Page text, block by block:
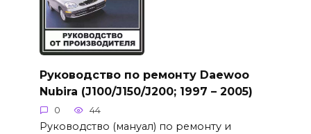
Руководство по ремонту Daewoo
Nubira (J100/J150/J200; 1997 – 2005)
0 44
Руководство (мануал) по ремонту и